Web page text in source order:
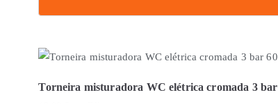
Torneira misturadora WC elétrica cromada 3 bar